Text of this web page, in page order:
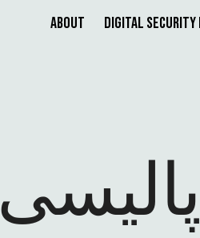
About Digital Security